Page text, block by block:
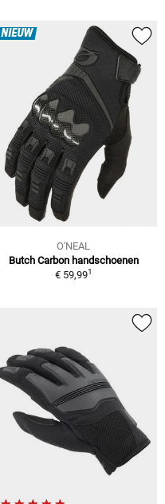
NIEUW
O'NEAL
Butch Carbon handschoenen
€ 59,991